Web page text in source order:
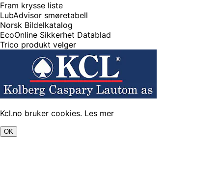
Fram krysse liste
LubAdvisor smøretabell
Norsk Bildelkatalog
EcoOnline Sikkerhet Datablad
Trico produkt velger
Kcl.no bruker cookies. Les mer
OK